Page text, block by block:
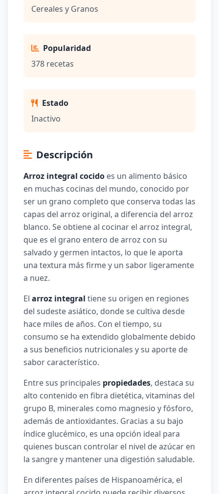
Cereales y Granos
Popularidad
378 recetas
Estado
Inactivo
Descripción
Arroz integral cocido es un alimento básico
en muchas cocinas del mundo, conocido por
ser un grano completo que conserva todas las
capas del arroz original, a diferencia del arroz
blanco. Se obtiene al cocinar el arroz integral,
que es el grano entero de arroz con su
salvado y germen intactos, lo que le aporta
una textura más firme y un sabor ligeramente
a nuez.
El arroz integral tiene su origen en regiones
del sudeste asiático, donde se cultiva desde
hace miles de años. Con el tiempo, su
consumo se ha extendido globalmente debido
a sus beneficios nutricionales y su aporte de
sabor característico.
Entre sus principales propiedades, destaca su
alto contenido en fibra dietética, vitaminas del
grupo B, minerales como magnesio y fósforo,
además de antioxidantes. Gracias a su bajo
índice glucémico, es una opción ideal para
quienes buscan controlar el nivel de azúcar en
la sangre y mantener una digestión saludable.
En diferentes países de Hispanoamérica, el